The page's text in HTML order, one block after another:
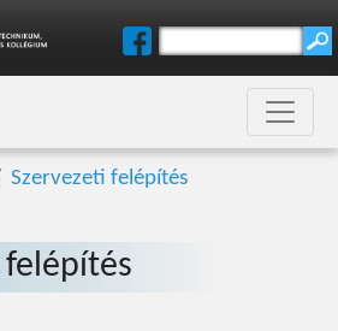
Szervezeti felépítés
felépítés